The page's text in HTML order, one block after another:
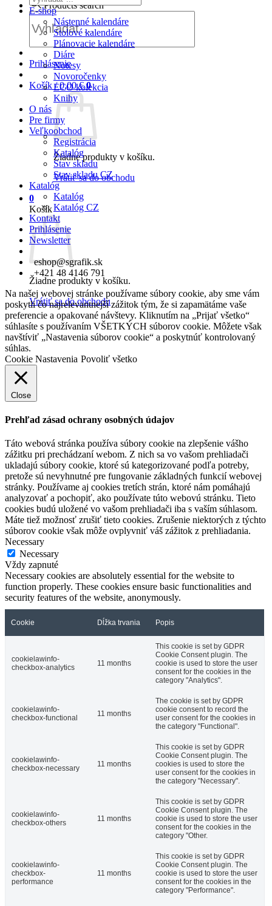
Products search
Prihlásenie
Košík /0,00€ 0
Žiadne produkty v košíku.
Vrátiť sa do obchodu
0
Košík
Žiadne produkty v košíku.
Vrátiť sa do obchodu
E-shop
Nástenné kalendáre
Stolové kalendáre
Plánovacie kalendáre
Diáre
Notesy
Novoročenky
ECO kolekcia
Knihy
O nás
Pre firmy
Veľkoobchod
Registrácia
Katalóg
Stav skladu
Stav skladu CZ
Katalóg
Katalóg
Katalóg CZ
Kontakt
Prihlásenie
Newsletter
eshop@sgrafik.sk
+421 48 4146 791
Na našej webovej stránke používame súbory cookie, aby sme vám
poskytli čo najrelevantnejší zážitok tým, že si zapamätáme vaše
preferencie a opakované návštevy. Kliknutím na „Prijať všetko“
súhlasíte s používaním VŠETKÝCH súborov cookie. Môžete však
navštíviť „Nastavenia súborov cookie“ a poskytnúť kontrolovaný
súhlas.
Cookie Nastavenia Povoliť všetko
Close
Prehľad zásad ochrany osobných údajov
Táto webová stránka používa súbory cookie na zlepšenie vášho
zážitku pri prechádzaní webom. Z nich sa vo vašom prehliadači
ukladajú súbory cookie, ktoré sú kategorizované podľa potreby,
pretože sú nevyhnutné pre fungovanie základných funkcií webovej
stránky. Používame aj cookies tretích strán, ktoré nám pomáhajú
analyzovať a pochopiť, ako používate túto webovú stránku. Tieto
cookies budú uložené vo vašom prehliadači iba s vaším súhlasom.
Máte tiež možnosť zrušiť tieto cookies. Zrušenie niektorých z týchto
súborov cookie však môže ovplyvniť váš zážitok z prehliadania.
Necessary
Necessary
Vždy zapnuté
Necessary cookies are absolutely essential for the website to
function properly. These cookies ensure basic functionalities and
security features of the website, anonymously.
Cookie Dĺžka trvania Popis
cookielawinfo-
checkbox-analytics
11 months
This cookie is set by GDPR
Cookie Consent plugin. The
cookie is used to store the user
consent for the cookies in the
category "Analytics".
cookielawinfo-
checkbox-functional
11 months
The cookie is set by GDPR
cookie consent to record the
user consent for the cookies in
the category "Functional".
cookielawinfo-
checkbox-necessary
11 months
This cookie is set by GDPR
Cookie Consent plugin. The
cookies is used to store the
user consent for the cookies in
the category "Necessary".
cookielawinfo-
checkbox-others
11 months
This cookie is set by GDPR
Cookie Consent plugin. The
cookie is used to store the user
consent for the cookies in the
category "Other.
cookielawinfo-
checkbox-
performance
11 months
This cookie is set by GDPR
Cookie Consent plugin. The
cookie is used to store the user
consent for the cookies in the
category "Performance".